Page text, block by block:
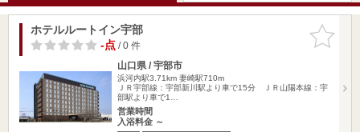
お気に入
りに追加
ホテルルートイン宇部
-点/ 0 件
山口県 / 宇部市
浜河内駅3.71km 妻崎駅710m
ＪＲ宇部線：宇部新川駅より車で15分 ＪＲ山陽本線：宇
部駅より車で1…
営業時間
入浴料金 ～